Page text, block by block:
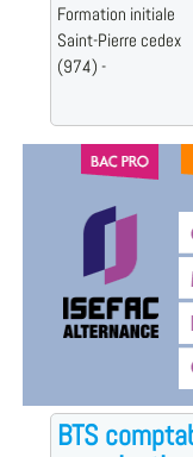
Formation initiale
Saint-Pierre cedex
(974) -
BTS